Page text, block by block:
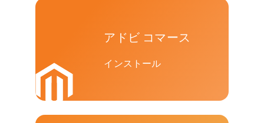
アドビ コマース
インストール